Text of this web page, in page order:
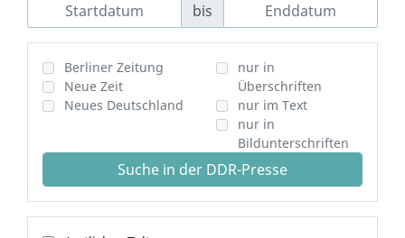
bis
Berliner Zeitung
Neue Zeit
Neues Deutschland
nur in
Überschriften
nur im Text
nur in
Bildunterschriften
Suche in der DDR-Presse